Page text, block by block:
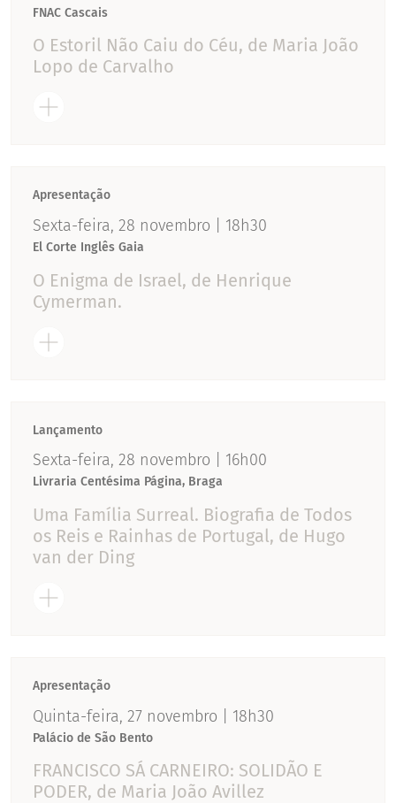
FNAC Cascais
O Estoril Não Caiu do Céu, de Maria João
Lopo de Carvalho
Apresentação
Sexta-feira, 28 novembro | 18h30
El Corte Inglês Gaia
O Enigma de Israel, de Henrique
Cymerman.
Lançamento
Sexta-feira, 28 novembro | 16h00
Livraria Centésima Página, Braga
Uma Família Surreal. Biografia de Todos
os Reis e Rainhas de Portugal, de Hugo
van der Ding
Apresentação
Quinta-feira, 27 novembro | 18h30
Palácio de São Bento
FRANCISCO SÁ CARNEIRO: SOLIDÃO E
PODER, de Maria João Avillez